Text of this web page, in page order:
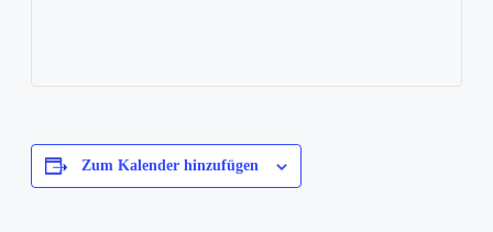
Zum Kalender hinzufügen